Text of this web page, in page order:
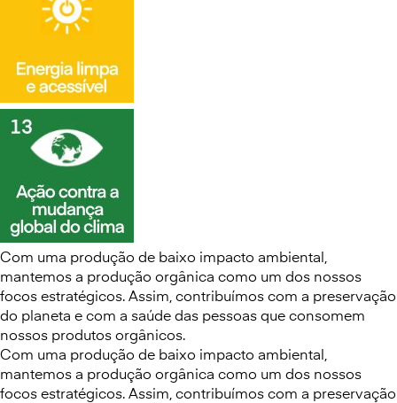
Com uma produção de baixo impacto ambiental,
mantemos a produção orgânica como um dos nossos
focos estratégicos. Assim, contribuímos com a preservação
do planeta e com a saúde das pessoas que consomem
nossos produtos orgânicos.
Com uma produção de baixo impacto ambiental,
mantemos a produção orgânica como um dos nossos
focos estratégicos. Assim, contribuímos com a preservação